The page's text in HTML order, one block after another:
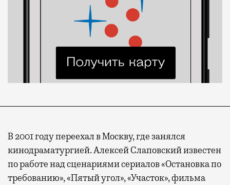
В 2001 году переехал в Москву, где занялся
кинодраматургией. Алексей Слаповский известен
по работе над сценариями сериалов «Остановка по
требованию», «Пятый угол», «Участок», фильма